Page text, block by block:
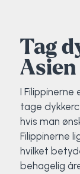
Tag
Asien
I
tage
hvis man
Filippinerne
hvilket
behagelig